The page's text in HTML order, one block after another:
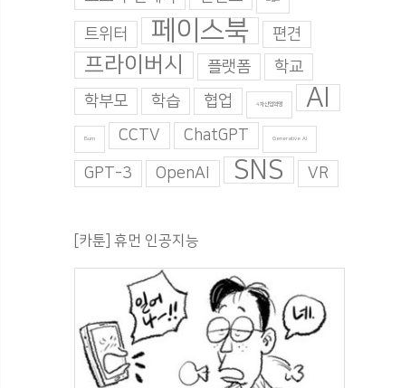
트위터 페이스북 편견
프라이버시 플랫폼
학교
학부모
학습 협업 4차산업혁명 AI
Burn CCTV ChatGPT Generative AI
GPT-3 OpenAI SNS VR
[카툰] 휴먼 인공지능